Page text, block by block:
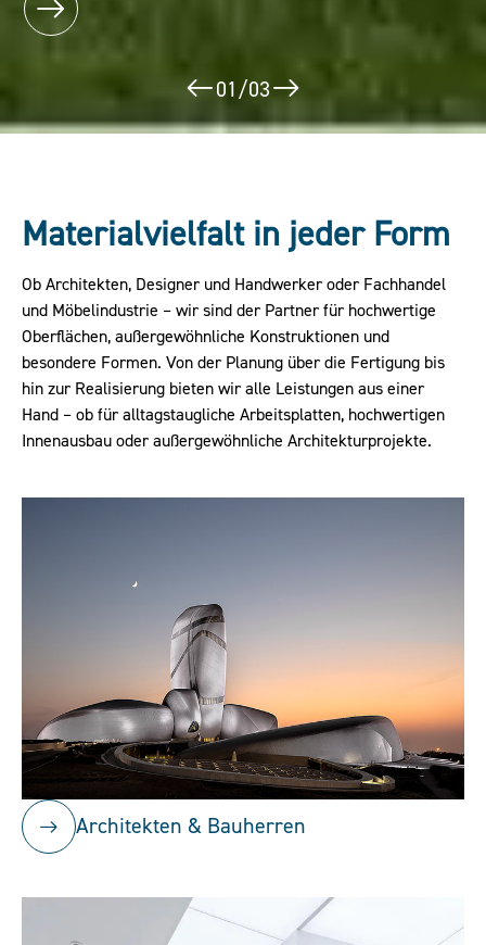
02/03
Materialvielfalt in jeder Form
Ob Architekten, Designer und Handwerker oder Fachhandel
und Möbelindustrie – wir sind der Partner für hochwertige
Oberflächen, außergewöhnliche Konstruktionen und
besondere Formen. Von der Planung über die Fertigung bis
hin zur Realisierung bieten wir alle Leistungen aus einer
Hand – ob für alltagstaugliche Arbeitsplatten, hochwertigen
Innenausbau oder außergewöhnliche Architekturprojekte.
Architekten & Bauherren